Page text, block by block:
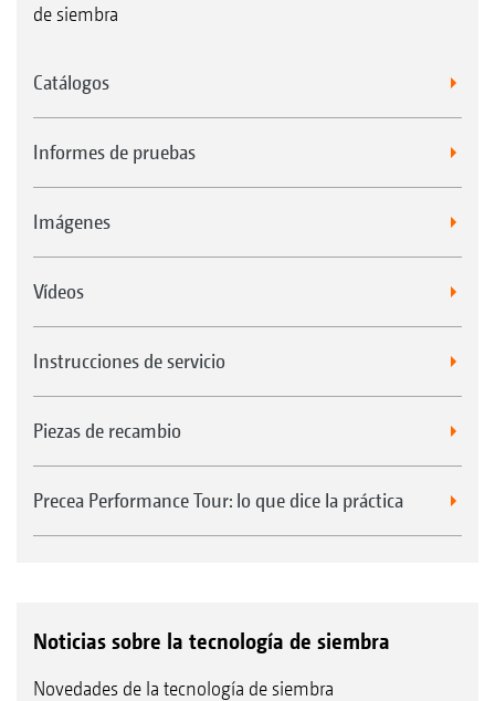
de siembra
Catálogos
Informes de pruebas
Imágenes
Vídeos
Instrucciones de servicio
Piezas de recambio
Precea Performance Tour: lo que dice la práctica
Noticias sobre la tecnología de siembra
Novedades de la tecnología de siembra